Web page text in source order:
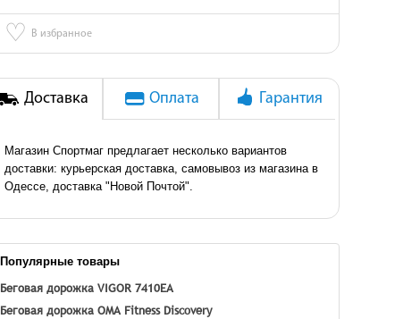
♡ В избранное
Доставка Оплата Гарантия
Магазин Спортмаг предлагает несколько вариантов
доставки: курьерская доставка, самовывоз из магазина в
Одессе, доставка "Новой Почтой".
Популярные товары
Беговая дорожка VIGOR 7410EA
Беговая дорожка OMA Fitness Discovery